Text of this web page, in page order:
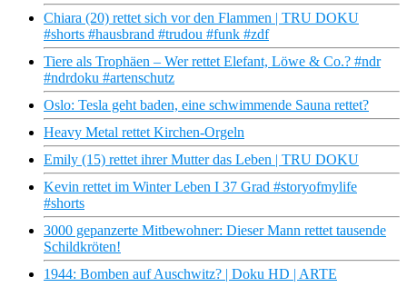
Chiara (20) rettet sich vor den Flammen | TRU DOKU
#shorts #hausbrand #trudou #funk #zdf
Tiere als Trophäen – Wer rettet Elefant, Löwe & Co.? #ndr
#ndrdoku #artenschutz
Oslo: Tesla geht baden, eine schwimmende Sauna rettet?
Heavy Metal rettet Kirchen-Orgeln
Emily (15) rettet ihrer Mutter das Leben | TRU DOKU
Kevin rettet im Winter Leben I 37 Grad #storyofmylife
#shorts
3000 gepanzerte Mitbewohner: Dieser Mann rettet tausende
Schildkröten!
1944: Bomben auf Auschwitz? | Doku HD | ARTE